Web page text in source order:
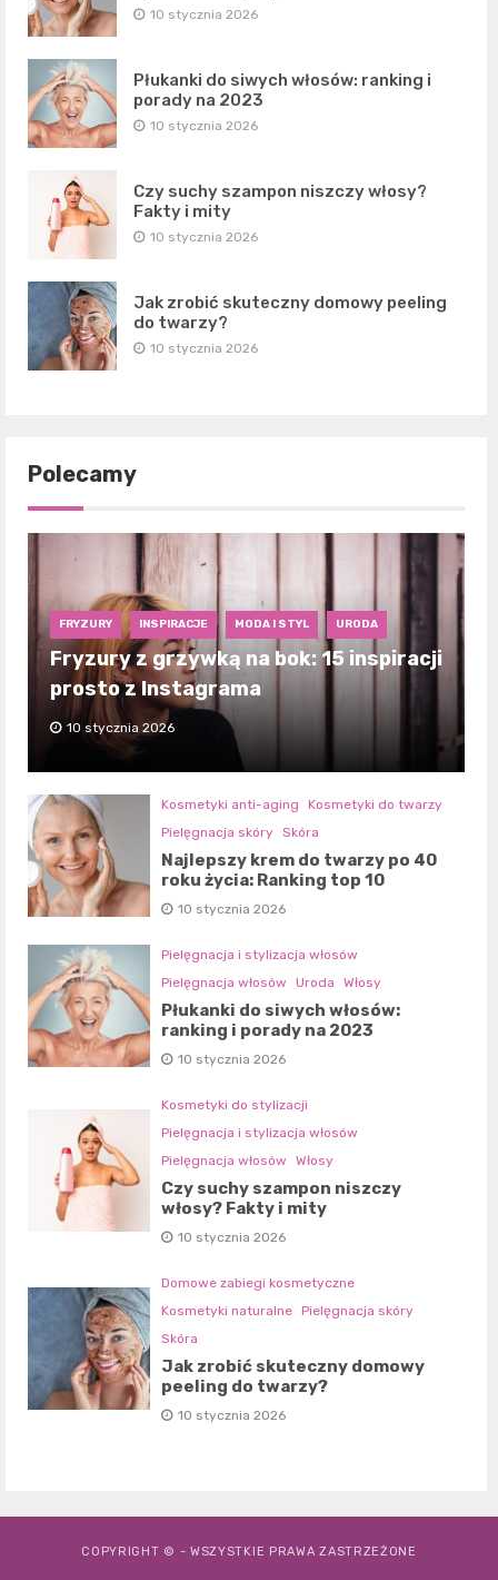
10 stycznia 2026
Płukanki do siwych włosów: ranking i
porady na 2023
10 stycznia 2026
Czy suchy szampon niszczy włosy?
Fakty i mity
10 stycznia 2026
Jak zrobić skuteczny domowy peeling
do twarzy?
10 stycznia 2026
Polecamy
FRYZURY INSPIRACJE MODA I STYL URODA
Fryzury z grzywką na bok: 15 inspiracji
prosto z Instagrama
10 stycznia 2026
Kosmetyki anti-aging
Kosmetyki do twarzy
Pielęgnacja skóry Skóra
Najlepszy krem do twarzy po 40
roku życia: Ranking top 10
10 stycznia 2026
Pielęgnacja i stylizacja włosów
Pielęgnacja włosów
Uroda Włosy
Płukanki do siwych włosów:
ranking i porady na 2023
10 stycznia 2026
Kosmetyki do stylizacji
Pielęgnacja i stylizacja włosów
Pielęgnacja włosów
Włosy
Czy suchy szampon niszczy
włosy? Fakty i mity
10 stycznia 2026
Domowe zabiegi kosmetyczne
Kosmetyki naturalne Pielęgnacja skóry
Skóra
Jak zrobić skuteczny domowy
peeling do twarzy?
10 stycznia 2026
COPYRIGHT © - WSZYSTKIE PRAWA ZASTRZEŻONE